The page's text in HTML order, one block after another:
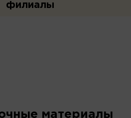
филиалы
материалы